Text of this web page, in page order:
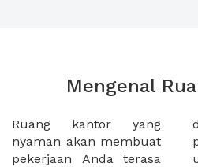
Mengenal
Ruang kantor yang
nyaman akan membuat
pekerjaan Anda terasa
dapat membantu
pengurusan legalitas
usaha baru Anda,